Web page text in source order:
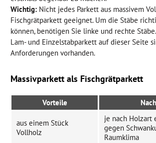
Wichtig: Nicht jedes Parkett aus massivem
Fischgrätparkett geeignet. Um die Stäbe
können, benötigen Sie linke und rechte
Lam- und Einzelstabparkett auf dieser Seite
Anforderungen vorhanden.
Massivparkett als Fischgrätparkett
Vorteile
aus einem Stück
Vollholz
je nach Holzart
gegen
Raumklima